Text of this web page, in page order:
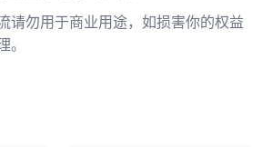
请勿用于商业用途，如损害你的权益
。